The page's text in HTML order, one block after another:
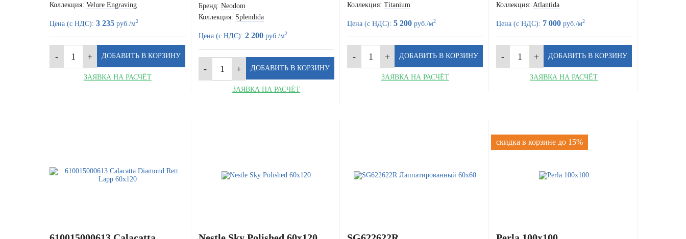
Коллекция: Velure Engraving
Цена (с НДС): 3 235 руб./м2
ЗАЯВКА НА РАСЧЁТ
Бренд: Neodom
Коллекция: Splendida
Цена (с НДС): 2 200руб./м2
ЗАЯВКА НА РАСЧЁТ
Коллекция: Titanium
Цена (с НДС): 5 200 руб./м2
ЗАЯВКА НА РАСЧЁТ
Коллекция: Atlantida
Цена (с НДС): 7 000руб./м2
ЗАЯВКА НА РАСЧЁТ
скидка в корзине до 15%